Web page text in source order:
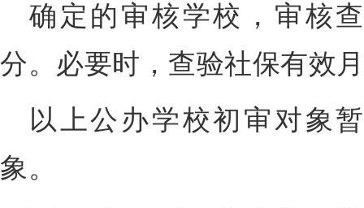
确定的审核学校，审核
分。必要时，查验社保有效
以上公办学校初审对象
象。